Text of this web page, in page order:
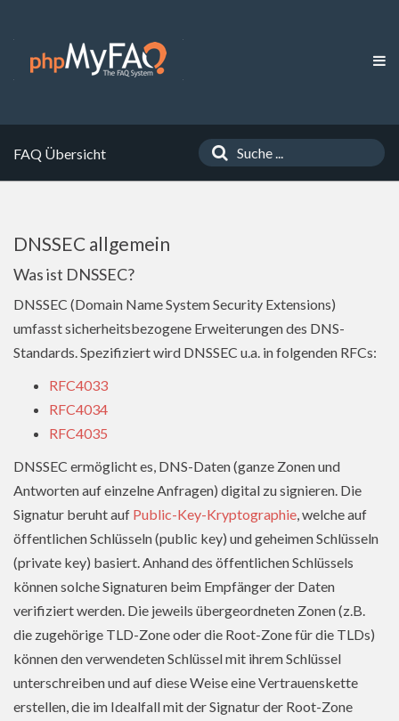
FAQ Übersicht
DNSSEC allgemein
Was ist DNSSEC?
DNSSEC (Domain Name System Security Extensions)
umfasst sicherheitsbezogene Erweiterungen des DNS-
Standards. Spezifiziert wird DNSSEC u.a. in folgenden RFCs:
RFC4033
RFC4034
RFC4035
DNSSEC ermöglicht es, DNS-Daten (ganze Zonen und
Antworten auf einzelne Anfragen) digital zu signieren. Die
Signatur beruht auf Public-Key-Kryptographie, welche auf
öffentlichen Schlüsseln (public key) und geheimen Schlüsseln
(private key) basiert. Anhand des öffentlichen Schlüssels
können solche Signaturen beim Empfänger der Daten
verifiziert werden. Die jeweils übergeordneten Zonen (z.B.
die zugehörige TLD-Zone oder die Root-Zone für die TLDs)
können den verwendeten Schlüssel mit ihrem Schlüssel
unterschreiben und auf diese Weise eine Vertrauenskette
erstellen, die im Idealfall mit der Signatur der Root-Zone